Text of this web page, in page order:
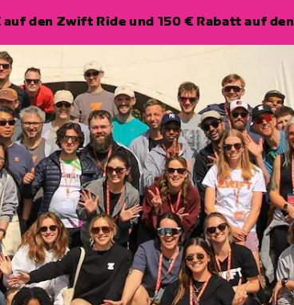
den Zwift Ride und 150 € Rabatt auf den